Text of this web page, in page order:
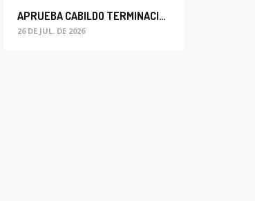
APRUEBA CABILDO TERMINACIÓN ANTICIPADA DEL CONTRATO PARA EL PROYECTO DE MODERNIZACIÓN DEL SISTEMA DE ALUMBRADO
26 DE JUL. DE 2026